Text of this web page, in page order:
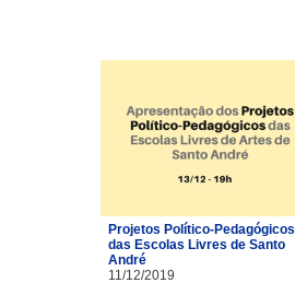
Projetos Político-Pedagógicos
das Escolas Livres de Santo
André
11/12/2019